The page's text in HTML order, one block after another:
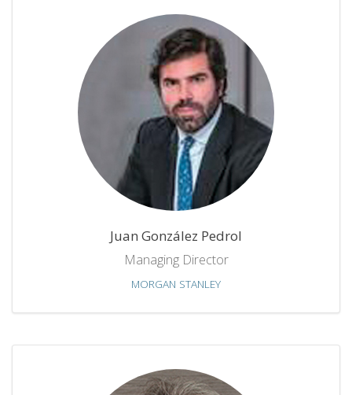
Juan González Pedrol
Managing Director
MORGAN STANLEY